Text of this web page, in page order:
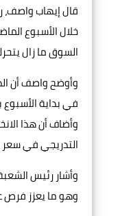
قال إيهاب واصف،
خلال الأسبوع
السوق ما زال
في بداية الأسبوع بانخفاض 200 جنيه، بعد أن لامس
وأضاف أن هذا
التدريجي في سعر
وهو ما يعزز فرص